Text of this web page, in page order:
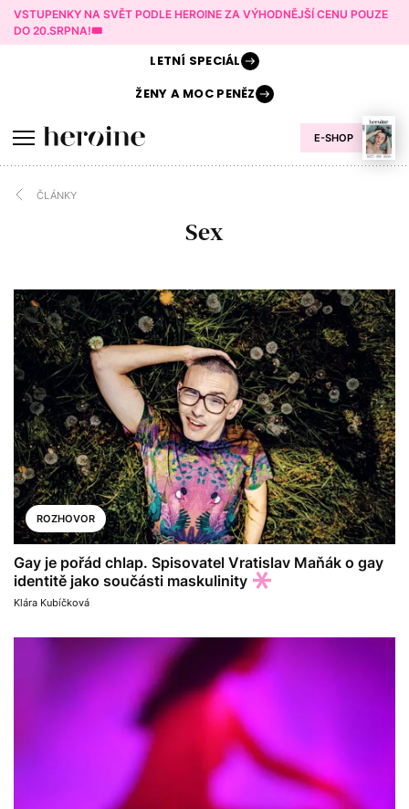
VSTUPENKY NA SVĚT PODLE HEROINE ZA VÝHODNĚJŠÍ CENU POUZE
DO 20.SRPNA!🎟️
E-SHOP
LETNÍ SPECIÁL
ŽENY AMOC PENĚZ
ČLÁNKY
Sex
ROZHOVOR
Gay je pořád chlap. Spisovatel Vratislav Maňák o gay
identitě jako součásti maskulinity
Klára Kubíčková